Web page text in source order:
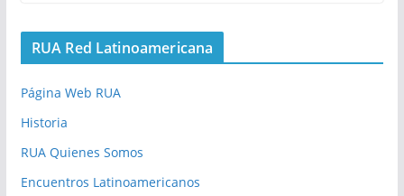
RUA Red Latinoamericana
Página Web RUA
Historia
RUA Quienes Somos
Encuentros Latinoamericanos